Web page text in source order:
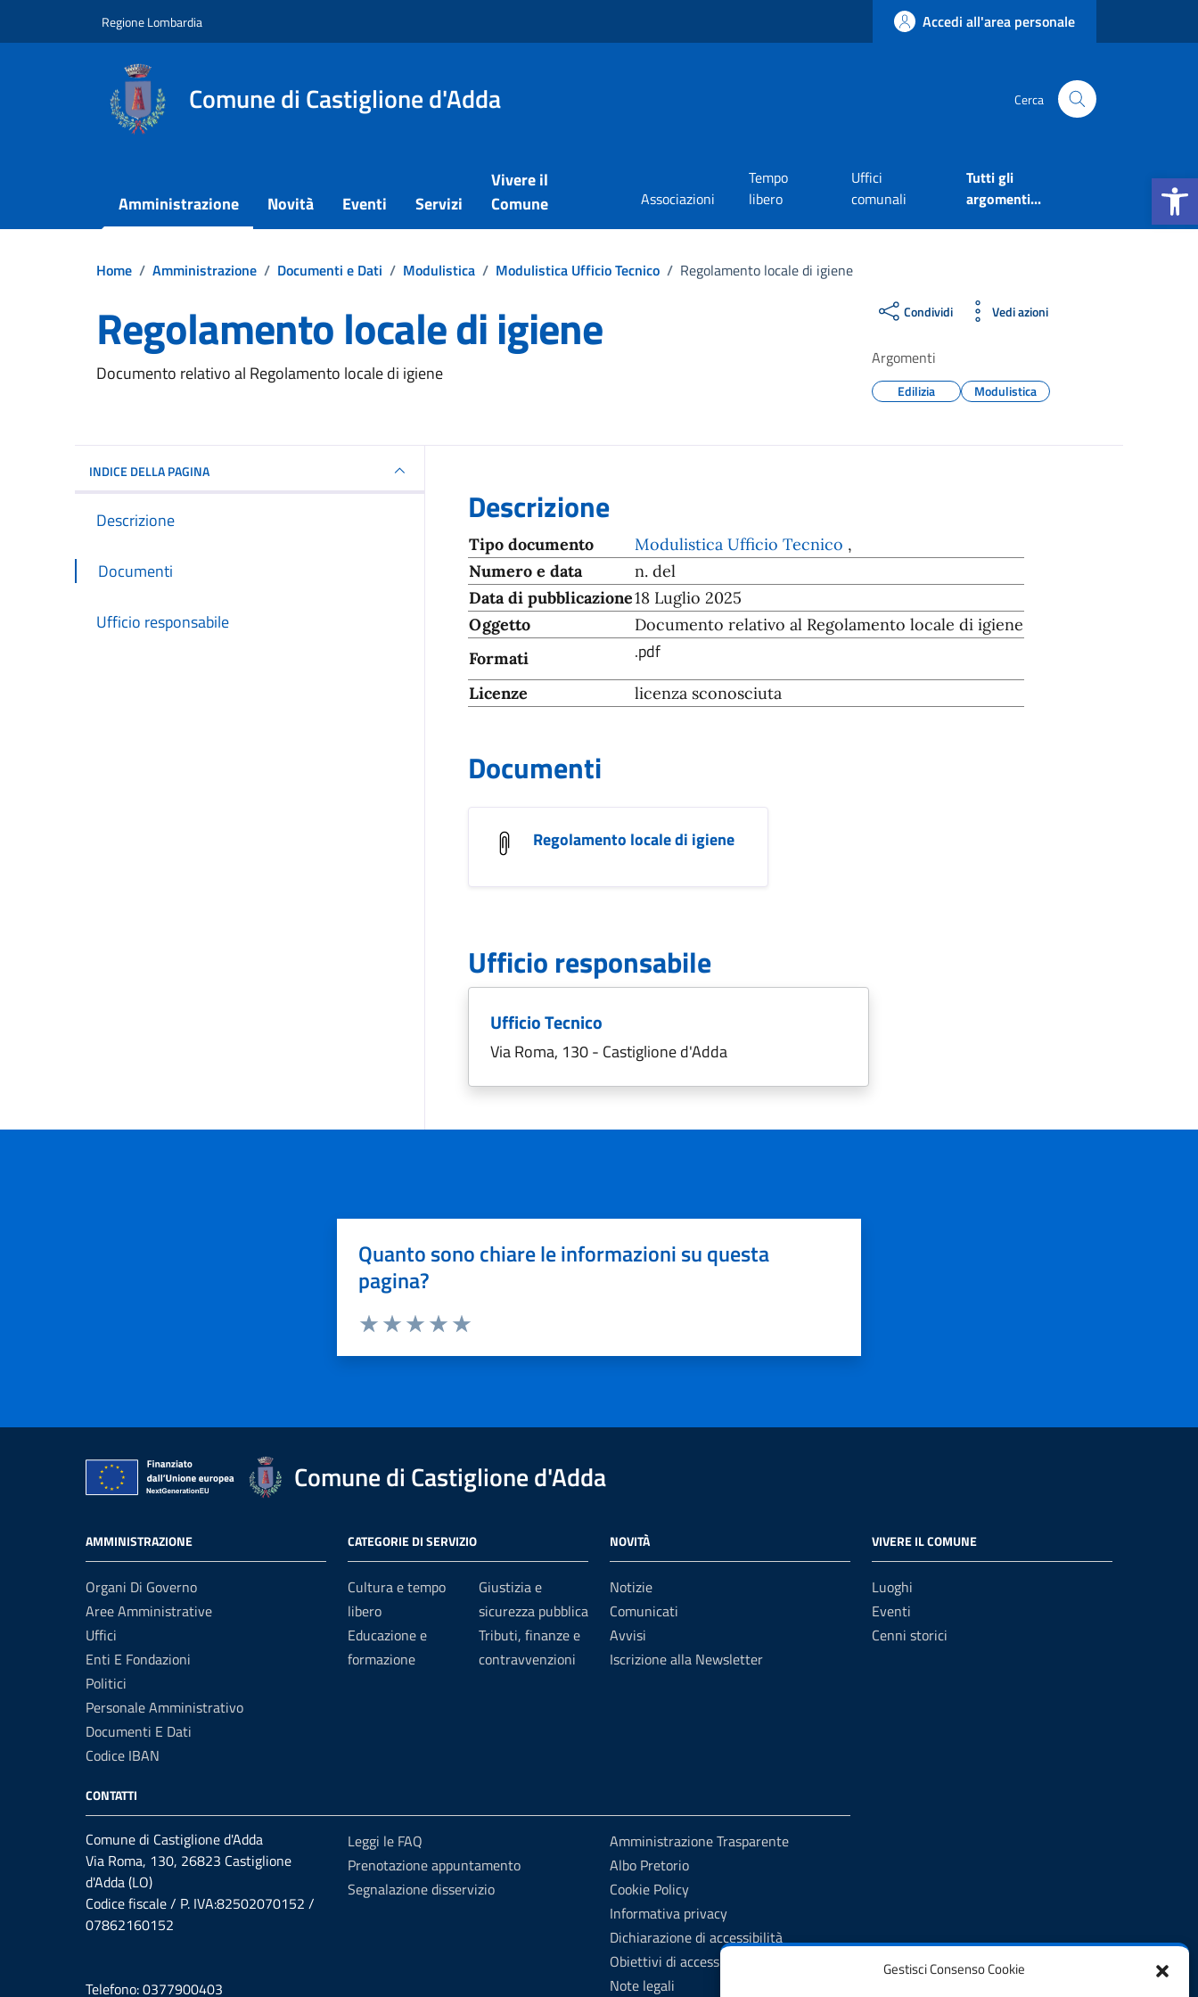
Apri la
Gestisci Consenso Cookie
Regione Lombardia Accedi all'area personale
Comune di Castiglione d'Adda Cerca
Amministrazione Novità Eventi Servizi
Vivere il
Comune
Associazioni
Tempo
libero
Uffici
comunali
Tutti gli
argomenti...
Home / Amministrazione / Documenti e Dati / Modulistica / Modulistica Ufficio Tecnico / Regolamento locale di igiene
Regolamento locale di igiene
Dettagli del documento
Documento relativo al Regolamento locale di igiene
Condividi Vedi azioni
Argomenti
Edilizia Modulistica
INDICE DELLA PAGINA
Descrizione
Documenti
Ufficio responsabile
Descrizione
Tipo documento Modulistica Ufficio Tecnico ,
Numero e data
n. del
Data di pubblicazione18 Luglio 2025
Oggetto
Documento relativo al Regolamento locale di igiene
Formati
.pdf
Licenze licenza sconosciuta
Documenti
Regolamento locale di igiene
Ufficio responsabile
Ufficio Tecnico
Via Roma, 130 - Castiglione d'Adda
Quanto sono chiare le informazioni su questa
pagina?
Comune di Castiglione d'Adda
AMMINISTRAZIONE
Organi Di Governo
Aree Amministrative
Uffici
Enti E Fondazioni
Politici
Personale Amministrativo
Documenti E Dati
Codice IBAN
CATEGORIE DI SERVIZIO
Cultura e tempo
libero
Educazione e
formazione
Giustizia e
sicurezza pubblica
Tributi, finanze e
contravvenzioni
NOVITÀ
Notizie
Comunicati
Avvisi
Iscrizione alla Newsletter
VIVERE IL COMUNE
Luoghi
Eventi
Cenni storici
CONTATTI
Comune di Castiglione d'Adda
Via Roma, 130, 26823 Castiglione
d'Adda (LO)
Codice fiscale / P. IVA:82502070152 /
07862160152
Telefono: 0377900403
Leggi le FAQ
Prenotazione appuntamento
Segnalazione disservizio
Amministrazione Trasparente
Albo Pretorio
Cookie Policy
Informativa privacy
Dichiarazione di accessibilità
Obiettivi di accessibilità
Note legali